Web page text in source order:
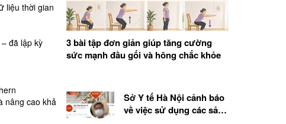
liệu thời gian
đã lập kỳ
nâng cao khả
3 bài tập đơn giản giúp tăng cường
sức mạnh đầu gối và hông chắc khỏe
Sở Y tế Hà Nội cảnh báo
về việc sử dụng các sản